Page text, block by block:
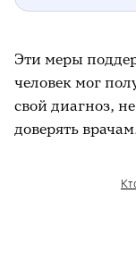
Эти меры
человек мог
свой диагноз,
доверять